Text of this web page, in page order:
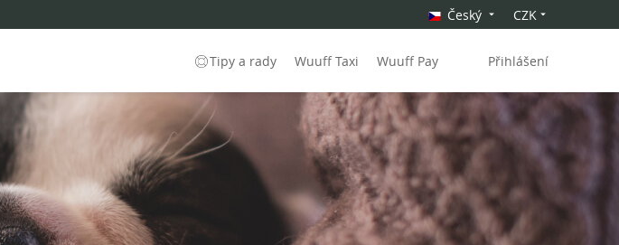
Český CZK
Tipy a rady Wuuff Taxi Wuuff Pay Přihlášení